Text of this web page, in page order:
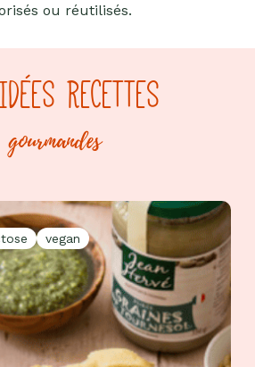
ou réutilisés.
RECETTES
gourmandes
vegan